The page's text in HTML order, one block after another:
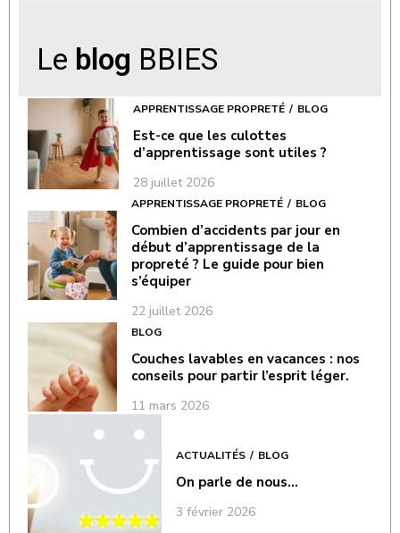
Le blog BBIES
APPRENTISSAGE PROPRETÉ BLOG
Est-ce que les culottes
d’apprentissage sont utiles ?
28 juillet 2026
APPRENTISSAGE PROPRETÉ BLOG
Combien d’accidents par jour en
début d’apprentissage de la
propreté ? Le guide pour bien
s’équiper
22 juillet 2026
BLOG
Couches lavables en vacances : nos
conseils pour partir l’esprit léger.
11 mars 2026
ACTUALITÉS BLOG
On parle de nous…
3 février 2026